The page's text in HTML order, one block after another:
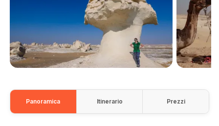
Panoramica Itinerario Prezzi